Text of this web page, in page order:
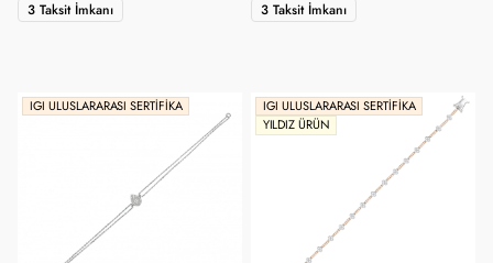
3 Taksit İmkanı 3 Taksit İmkanı
IGI ULUSLARARASI SERTIFIKA
IGI ULUSLARARASI SERTIFIKA
YILDIZ ÜRÜN